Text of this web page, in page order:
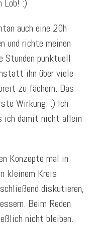
Lob! :)
auch eine 20h
und richte meinen
Stunden punktuell
ihn über viele
zu fächern. Das
Wirkung. :) Ich
ich damit nicht allein
Konzepte mal in
kleinem Kreis
diskutieren,
Beim Reden
nicht bleiben.